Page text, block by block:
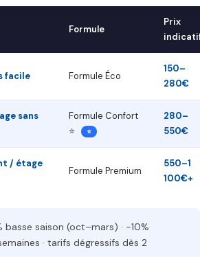
Formule
Prix
indicatif
facile Formule Éco
150–
280€
sans
Formule Confort
⭐
⭐
280–
550€
/ étage
Formule Premium
550–1
100€+
basse saison (oct–mars) · −10%
· tarifs dégressifs dès 2